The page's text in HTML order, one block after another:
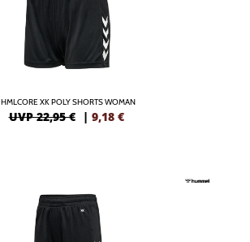
HMLCORE XK POLY SHORTS WOMAN
UVP 22,95 € | 9,18 €